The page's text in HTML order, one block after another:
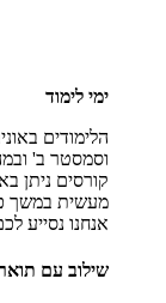
ימי לימוד
הלימודים
וסמסטר ב'
קורסים ניתן
מעשית במשך
אנחנו נסייע
שילוב עם